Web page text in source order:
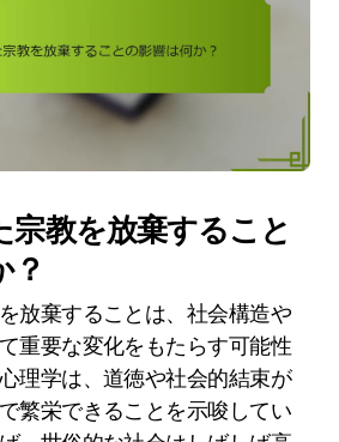
宗教を放棄すること
？
放棄することは、社会構造や
重要な変化をもたらす可能性
理学は、道徳や社会的結束が
繁栄できることを示唆してい